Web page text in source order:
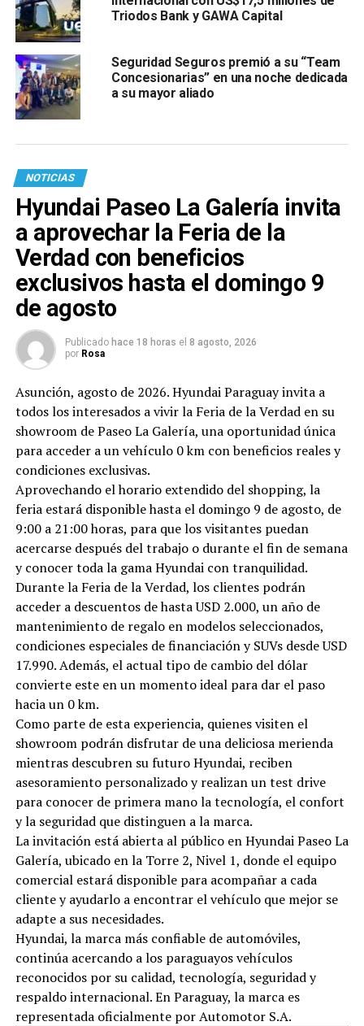
Triodos Bank y GAWA Capital
Seguridad Seguros premió a su “Team
Concesionarias” en una noche dedicada
a su mayor aliado
NOTICIAS
Hyundai Paseo La Galería invita
a aprovechar la Feria de la
Verdad con beneficios
exclusivos hasta el domingo 9
de agosto
Publicado hace 18 horas el 8 agosto, 2026
por Rosa
Asunción, agosto de 2026. Hyundai Paraguay invita a
todos los interesados a vivir la Feria de la Verdad en su
showroom de Paseo La Galería, una oportunidad única
para acceder a un vehículo 0 km con beneficios reales y
condiciones exclusivas.
Aprovechando el horario extendido del shopping, la
feria estará disponible hasta el domingo 9 de agosto, de
9:00 a 21:00 horas, para que los visitantes puedan
acercarse después del trabajo o durante el fin de semana
y conocer toda la gama Hyundai con tranquilidad.
Durante la Feria de la Verdad, los clientes podrán
acceder a descuentos de hasta USD 2.000, un año de
mantenimiento de regalo en modelos seleccionados,
condiciones especiales de financiación y SUVs desde USD
17.990. Además, el actual tipo de cambio del dólar
convierte este en un momento ideal para dar el paso
hacia un 0 km.
Como parte de esta experiencia, quienes visiten el
showroom podrán disfrutar de una deliciosa merienda
mientras descubren su futuro Hyundai, reciben
asesoramiento personalizado y realizan un test drive
para conocer de primera mano la tecnología, el confort
y la seguridad que distinguen a la marca.
La invitación está abierta al público en Hyundai Paseo La
Galería, ubicado en la Torre 2, Nivel 1, donde el equipo
comercial estará disponible para acompañar a cada
cliente y ayudarlo a encontrar el vehículo que mejor se
adapte a sus necesidades.
Hyundai, la marca más confiable de automóviles,
continúa acercando a los paraguayos vehículos
reconocidos por su calidad, tecnología, seguridad y
respaldo internacional. En Paraguay, la marca es
representada oficialmente por Automotor S.A.